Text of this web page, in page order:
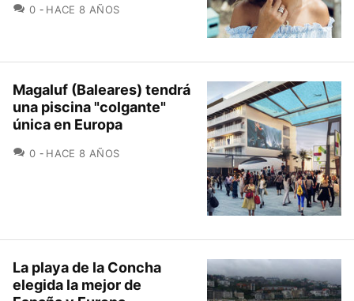
0 COMENTARIOS
HACE 8 AÑOS
Magaluf (Baleares) tendrá
una piscina "colgante"
única en Europa
0 COMENTARIOS
HACE 8 AÑOS
La playa de la Concha
elegida la mejor de